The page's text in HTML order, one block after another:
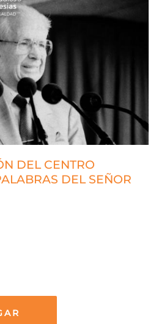
DEL CENTRO
DEL SEÑOR